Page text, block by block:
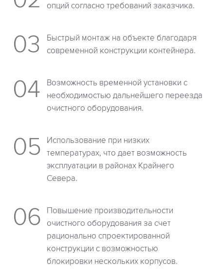
опций согласно требований заказчика.
Быстрый монтаж на объекте благодаря
современной конструкции контейнера.
Возможность временной установки с
необходимостью дальнейшего переезда
очистного оборудования.
Использование при низких
температурах, что дает возможность
эксплуатации в районах Крайнего
Севера.
Повышение производительности
очистного оборудования за счет
рационально спроектированной
конструкции с возможностью
блокировки нескольких корпусов.